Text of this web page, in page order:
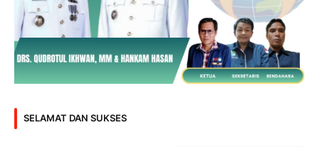
SELAMAT DAN SUKSES